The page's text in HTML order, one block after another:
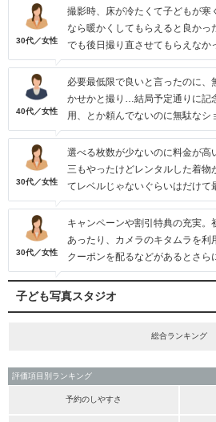
30代／女性
撮影時、床が冷たくて子どもが寒
なら暖かくしてもらえると良かっ
でも後日撮り直させてもらえなか
40代／女性
必要最低限で良いと言ったのに
かせかと撮り…結局予定通りに記
用、とか頼んでないのに無駄なシ
30代／女性
選べる枚数が少ないのに料金が高
三もやったけどレンタルした着物
てレベルじゃないぐらいはだけて
30代／女性
キャンペーンや割引特典の充実
あったり、カメラのキタムラを利
クーポンを配るなどがあるとさら
子ども写真スタジオ
総合ランキング
評価項目別ランキング
予約のしやすさ